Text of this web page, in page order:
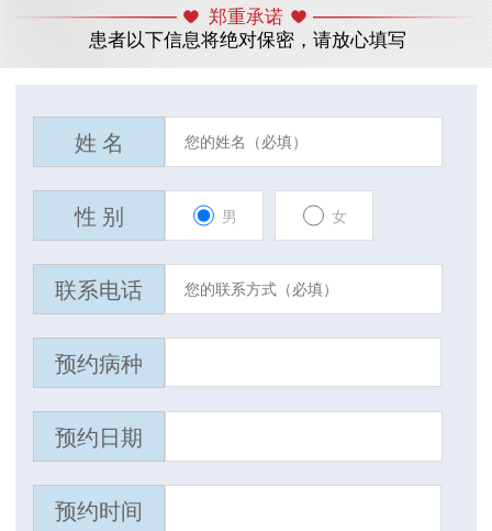
郑重承诺
患者以下信息将绝对保密，请放心填写
姓 名
性 别 男 女
联系电话
预约病种
预约日期
预约时间